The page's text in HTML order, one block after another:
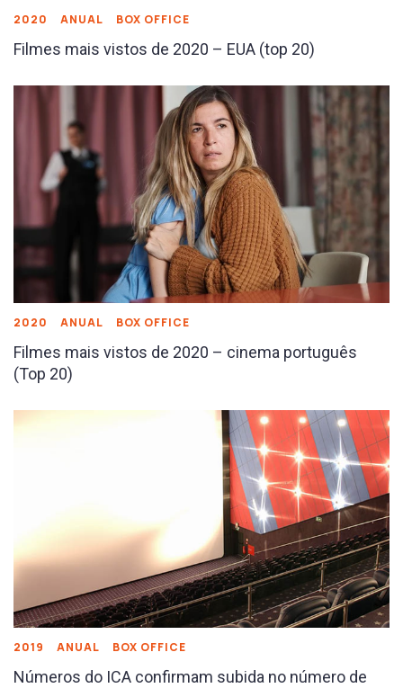
2020 ANUAL BOX OFFICE
Filmes mais vistos de 2020 – EUA (top 20)
2020 ANUAL BOX OFFICE
Filmes mais vistos de 2020 – cinema português
(Top 20)
2019 ANUAL BOX OFFICE
Números do ICA confirmam subida no número de